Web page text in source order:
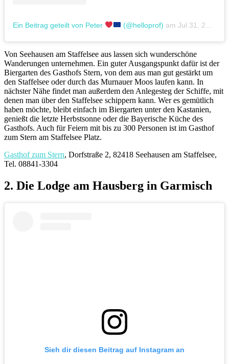
Ein Beitrag geteilt von Peter (@helloprof) am Jul 31, 2016 um 3:17 PDT
Von Seehausen am Staffelsee aus lassen sich wunderschöne
Wanderungen unternehmen. Ein guter Ausgangspunkt dafür ist der
Biergarten des Gasthofs Stern, von dem aus man gut gestärkt um
den Staffelsee oder durch das Murnauer Moos laufen kann. In
nächster Nähe findet man außerdem den Anlegesteg der Schiffe, mit
denen man über den Staffelsee schippern kann. Wer es gemütlich
haben möchte, bleibt einfach im Biergarten unter den Kastanien,
genießt die letzte Herbstsonne oder die Bayerische Küche des
Gasthofs. Auch für Feiern mit bis zu 300 Personen ist im Gasthof
zum Stern am Staffelsee Platz.
Gasthof zum Stern, Dorfstraße 2, 82418 Seehausen am Staffelsee,
Tel. 08841-3304
2. Die Lodge am Hausberg in Garmisch
Sieh dir diesen Beitrag auf Instagram an